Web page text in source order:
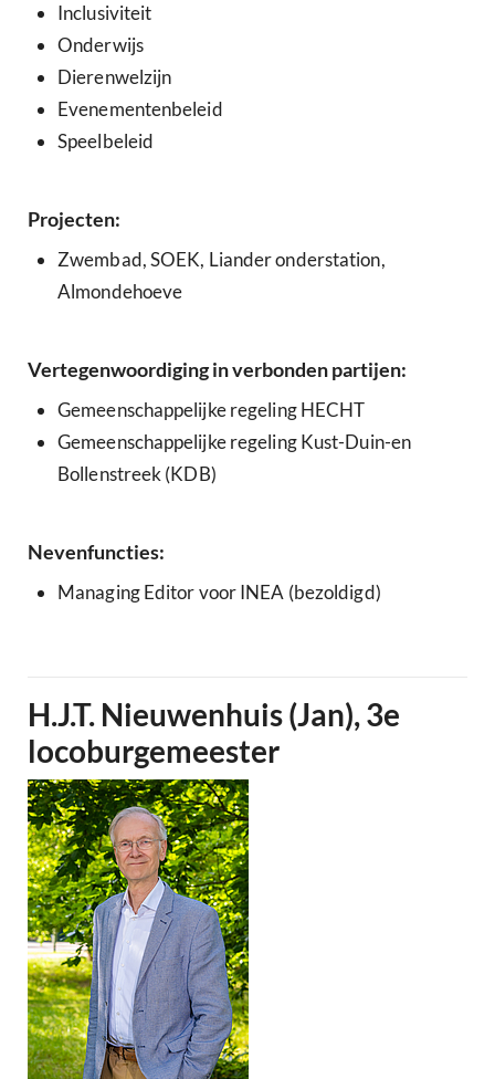
Inclusiviteit
Onderwijs
Dierenwelzijn
Evenementenbeleid
Speelbeleid
Projecten:
Zwembad, SOEK, Liander onderstation,
Almondehoeve
Vertegenwoordiging in verbonden partijen:
Gemeenschappelijke regeling HECHT
Gemeenschappelijke regeling Kust-Duin-en
Bollenstreek (KDB)
Nevenfuncties:
Managing Editor voor INEA (bezoldigd)
H.J.T. Nieuwenhuis (Jan), 3e
locoburgemeester